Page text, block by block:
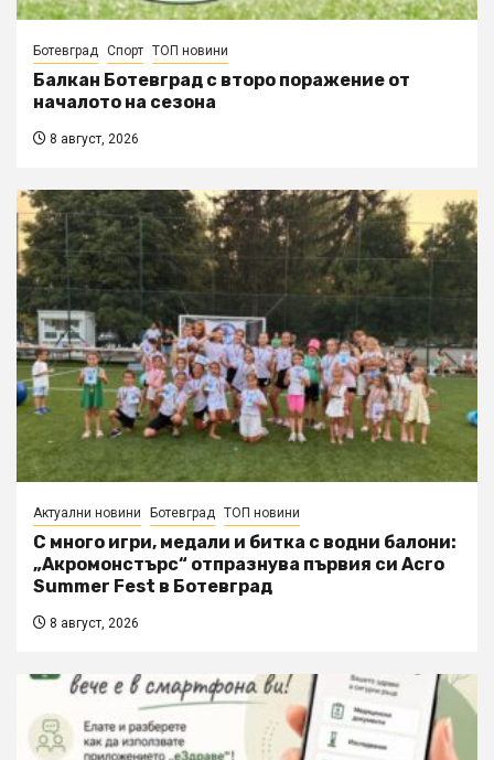
Ботевград Спорт ТОП новини
Балкан Ботевград с второ поражение от
началото на сезона
8 август, 2026
Актуални новини Ботевград ТОП новини
С много игри, медали и битка с водни балони:
„Акромонстърс“ отпразнува първия си Acro
Summer Fest в Ботевград
8 август, 2026